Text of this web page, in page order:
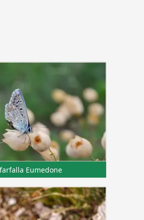
farfalla Eumedone